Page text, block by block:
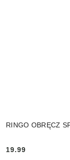
RINGO OBRĘCZ
Cena:
19.99